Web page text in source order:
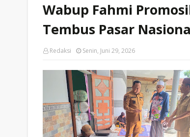
Wabup Fahmi
Tembus Pasar
Redaksi Senin, Juni 29, 2026